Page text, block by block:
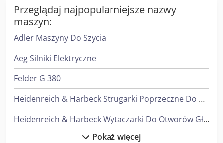
Przeglądaj najpopularniejsze nazwy
maszyn:
Adler Maszyny Do Szycia
Aeg Silniki Elektryczne
Felder G 380
Heidenreich & Harbeck Strugarki Poprzeczne Do Przekładni Zębatych
Heidenreich & Harbeck Wytaczarki Do Otworów Głębokich
Pokaż więcej